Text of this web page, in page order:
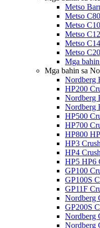
Metso
Metso
Metso
Metso
Metso
Metso
Mga
Mga bahin sa
Nordberg
HP200
Nordberg
Nordberg
HP500
HP700
HP800
HP3
HP4
HP5 HP6
GP100
GP100S
GP11F
Nordberg
GP200S
Nordberg
Nordberg